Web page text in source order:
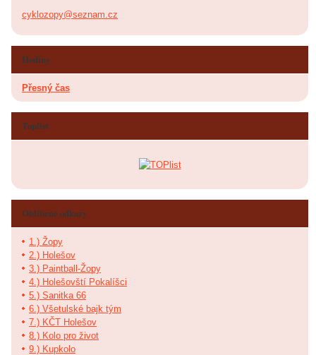
cyklozopy@seznam.cz
Hodiny
Přesný čas
Toplist
Oblíbené odkazy
1.) Žopy
2.) Holešov
3.) Paintball-Žopy
4.) Holešovští Pokalíšci
5.) Sanitka 66
6.) Všetulské bajk tým
7.) KČT Holešov
8.) Kolo pro život
9.) Kupkolo